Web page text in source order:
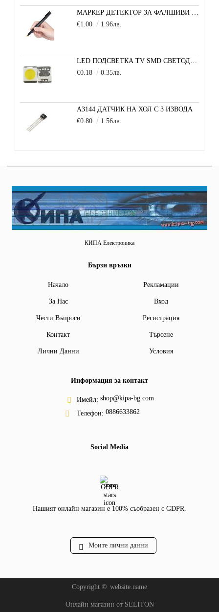
МАРКЕР ДЕТЕКТОР ЗА ФАЛШИВИ БАНКНОТИ
€1.00
1.96лв.
LED ПОДСВЕТКА TV SMD СВЕТОДИОД 2835 2W 3V МАЛКА+
€0.18
0.35лв.
A3144 ДАТЧИК НА ХОЛ С 3 ИЗВОДА
€0.80
1.56лв.
КИПА Електроника
Бързи връзки
Начало Рекламации
За Нас Вход
Чести Въпроси Регистрация
Контакт Търсене
Лични Данни Условия
Информация за контакт
Имейл: shop@kipa-bg.com
Телефон: 0886633862
Social Media
GDPR
Нашият онлайн магазин е 100% съобразен с GDPR.
Моите лични данни
Copyright © website.name
Онлайн магазин от SELITON